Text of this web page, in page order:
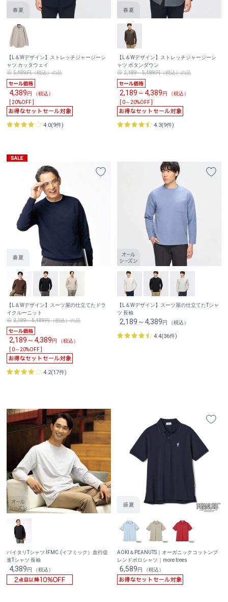
【L＆Wデザイン】ストレッチジャージーシ
ャツ カッタウェイ
5,489円（税込）の品
4,389円 （税込）
[ 20%OFF ]
4.0(9件)
【L＆Wデザイン】ストレッチジャージーシ
ャツ ボタンダウン
2,189～5,489円（税込）の品
2,189～4,389円 （税込）
[ 0～20%OFF ]
4.3(9件)
【L＆Wデザイン】スーツ屋の仕立てたドラ
イクルーニット
2,189～5,489円（税込）の品
2,189～4,389円 （税込）
[ 0～20%OFF ]
4.2(17件)
【L＆Wデザイン】スーツ屋の仕立てたTシャ
ツ 長袖
2,189～4,389円 （税込）
4.4(36件)
バイタリTシャツ IFMC.(イフミック）血行促
進Tシャツ 長袖
4,389円 （税込）
AOKI＆PEANUTS｜オーガニックコットンブ
レンドポロシャツ｜more trees
6,589円 （税込）